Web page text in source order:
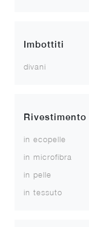
Imbottiti
divani
Rivestimento
in ecopelle
in microfibra
in pelle
in tessuto